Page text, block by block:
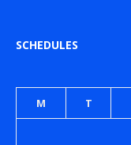
SCHEDULES
M T